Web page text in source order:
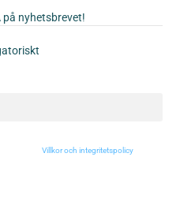
på nyhetsbrevet!
Villkor och integritetspolicy.